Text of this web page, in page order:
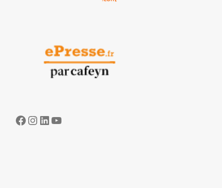
Facebook
Instagram
LinkedIn
YouTube